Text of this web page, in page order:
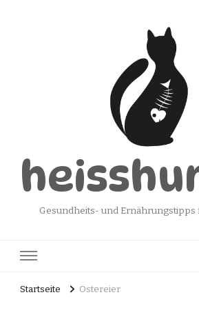
Gesundheits- und Ernährungstipps
Startseite Ostereier